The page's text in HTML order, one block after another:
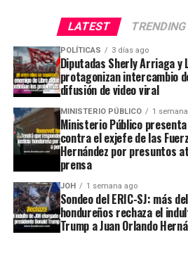
LATEST TRENDING
POLÍTICAS 3 días ago
Diputadas Sherly Arriaga y
protagonizan intercambio
difusión de video viral
MINISTERIO PÚBLICO 1
Ministerio Público
contra el exjefe de las
Hernández por presuntos
prensa
JOH 1 semana ago
Sondeo del ERIC-SJ: más
hondureños rechaza el
Trump a Juan Orlando